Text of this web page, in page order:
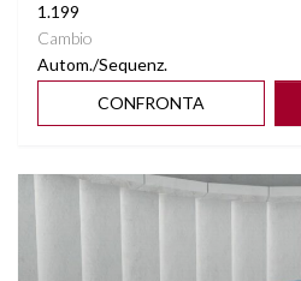
1.199
Cambio
Autom./Sequenz.
CONFRONTA
Vedi dettagli